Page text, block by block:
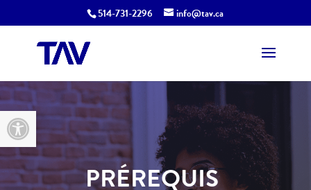
Ouvrir la barre d’outils
514-731-2296 info@tav.ca
PRÉREQUIS